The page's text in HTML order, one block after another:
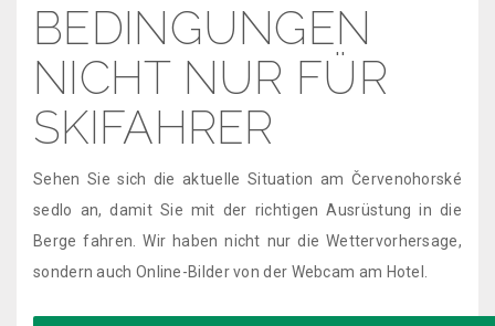
BEDINGUNGEN
NICHT NUR FÜR
SKIFAHRER
Sehen Sie sich die aktuelle Situation am Červenohorské
sedlo an, damit Sie mit der richtigen Ausrüstung in die
Berge fahren. Wir haben nicht nur die Wettervorhersage,
sondern auch Online-Bilder von der Webcam am Hotel.